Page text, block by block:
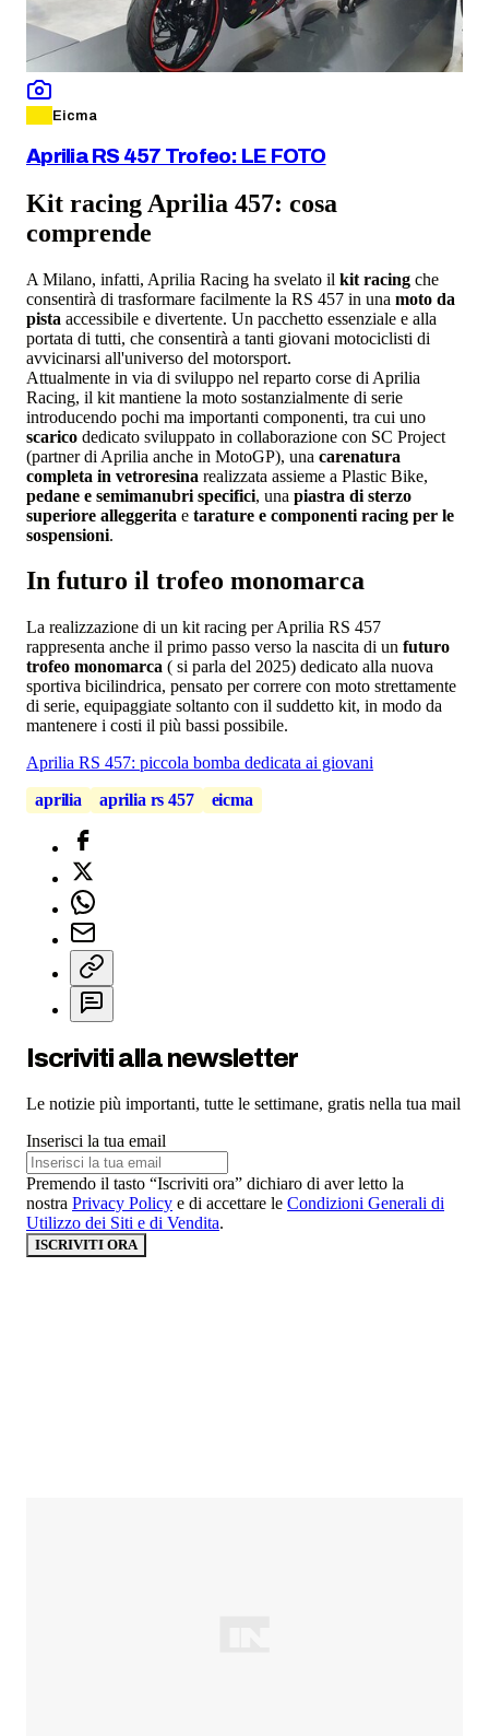
Eicma
Aprilia RS 457 Trofeo: LE FOTO
Kit racing Aprilia 457: cosa
comprende
A Milano, infatti, Aprilia Racing ha svelato il kit racing che
consentirà di trasformare facilmente la RS 457 in una moto da
pista accessibile e divertente. Un pacchetto essenziale e alla
portata di tutti, che consentirà a tanti giovani motociclisti di
avvicinarsi all'universo del motorsport.
Attualmente in via di sviluppo nel reparto corse di Aprilia
Racing, il kit mantiene la moto sostanzialmente di serie
introducendo pochi ma importanti componenti, tra cui uno
scarico dedicato sviluppato in collaborazione con SC Project
(partner di Aprilia anche in MotoGP), una carenatura
completa in vetroresina realizzata assieme a Plastic Bike,
pedane e semimanubri specifici, una piastra di sterzo
superiore alleggerita e tarature e componenti racing per le
sospensioni.
In futuro il trofeo monomarca
La realizzazione di un kit racing per Aprilia RS 457
rappresenta anche il primo passo verso la nascita di un futuro
trofeo monomarca ( si parla del 2025) dedicato alla nuova
sportiva bicilindrica, pensato per correre con moto strettamente
di serie, equipaggiate soltanto con il suddetto kit, in modo da
mantenere i costi il più bassi possibile.
Aprilia RS 457: piccola bomba dedicata ai giovani
aprilia
aprilia rs 457 eicma
Iscriviti alla newsletter
Le notizie più importanti, tutte le settimane, gratis nella tua mail
Inserisci la tua email
Premendo il tasto “Iscriviti ora” dichiaro di aver letto la
nostra Privacy Policy e di accettare le Condizioni Generali di
Utilizzo dei Siti e di Vendita.
ISCRIVITI ORA